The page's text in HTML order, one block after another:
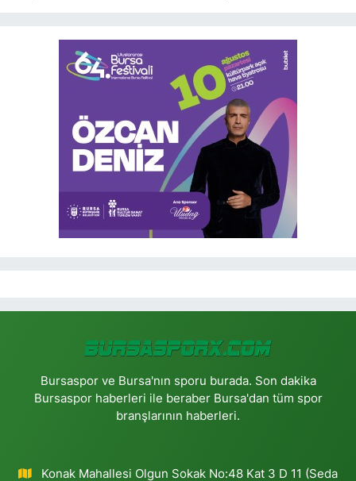
Bursaspor ve Bursa'nın sporu burada. Son dakika
Bursaspor haberleri ile beraber Bursa'dan tüm spor
branşlarının haberleri.
Konak Mahallesi Olgun Sokak No:48 Kat 3 D 11 (Seda